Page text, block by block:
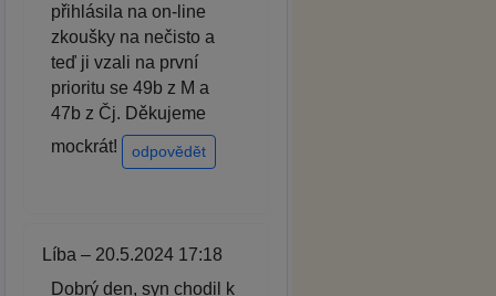
přihlásila na on-line
zkoušky na nečisto a
teď ji vzali na první
prioritu se 49b z M a
47b z Čj. Děkujeme
mockrát!
odpovědět
Líba – 20.5.2024 17:18
Dobrý den, syn chodil k